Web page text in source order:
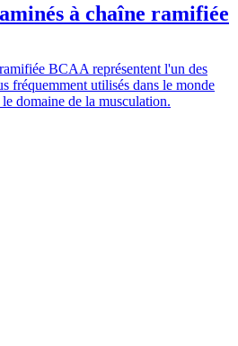
à chaîne ramifiée
BCAA représentent l'un des
fréquemment utilisés dans le monde
domaine de la musculation.